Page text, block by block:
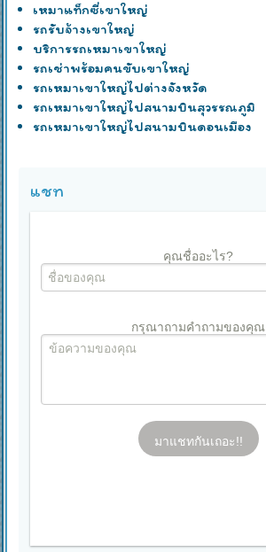
เหมาแท็กซี่เขาใหญ่
รถรับจ้างเขาใหญ่
บริการรถเหมาเขาใหญ่
รถเช่าพร้อมคนขับเขาใหญ่
รถเหมาเขาใหญ่ไปต่างจังหวัด
รถเหมาเขาใหญ่ไปสนามบินสุวรรณภูมิ
รถเหมาเขาใหญ่ไปสนามบินดอนเมือง
แชท
คุณชื่ออะไร?
กรุณาถามคำถามของคุณ